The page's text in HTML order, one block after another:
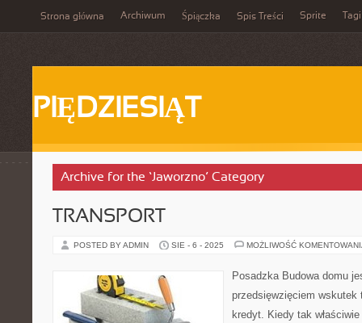
Strona główna Archiwum Śpiączka Spis Treści Sprite Tagi
PIĘDZIESIĄT
Archive for the ‘Jaworzno’ Category
TRANSPORT
POSTED BY ADMIN SIE - 6 - 2025 MOŻLIWOŚĆ
Posadzka Budowa domu
przedsięwzięciem wskutek
kredyt. Kiedy tak